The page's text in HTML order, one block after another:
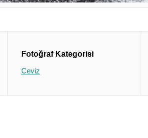
Fotoğraf Kategorisi
Ceviz